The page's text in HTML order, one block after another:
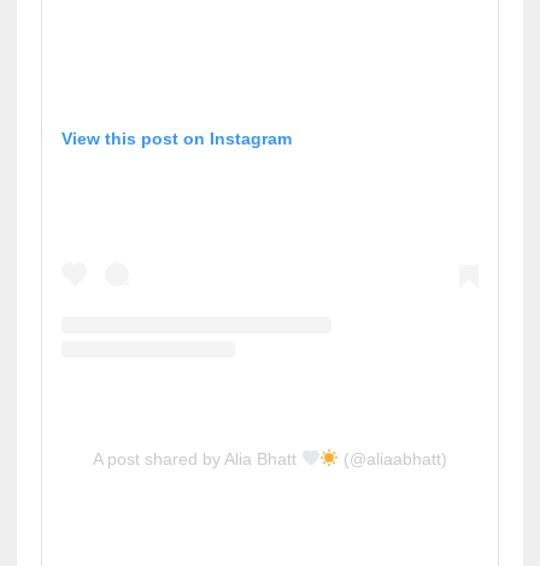
View this post on Instagram
A post shared by Alia Bhatt (@aliaabhatt)